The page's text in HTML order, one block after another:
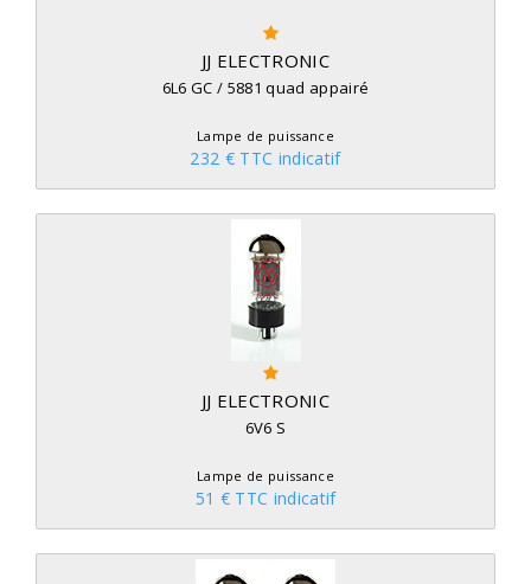
JJ ELECTRONIC
6L6 GC / 5881 quad appairé
Lampe de puissance
232 € TTC indicatif
JJ ELECTRONIC
6V6 S
Lampe de puissance
51 € TTC indicatif